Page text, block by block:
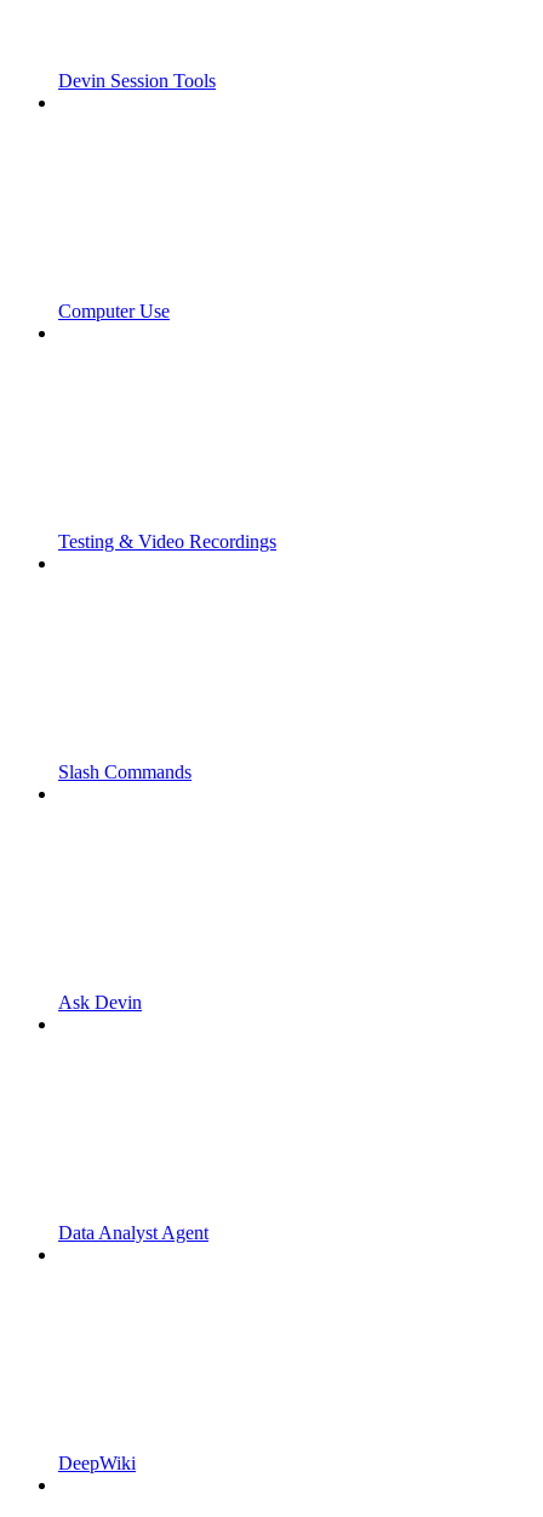
Devin Session Tools
Computer Use
Testing & Video Recordings
Slash Commands
Ask Devin
Data Analyst Agent
DeepWiki